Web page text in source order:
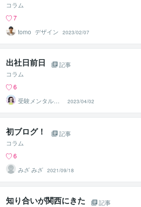
コラム
7
tomo_デザイン
2023/02/07
出社日前日
記事
コラム
6
受験メンタルト
レーナー イロ
ハル
2023/04/02
初ブログ！
記事
コラム
6
みざ みざ 2021/09/18
知り合いが関西にきた
記事